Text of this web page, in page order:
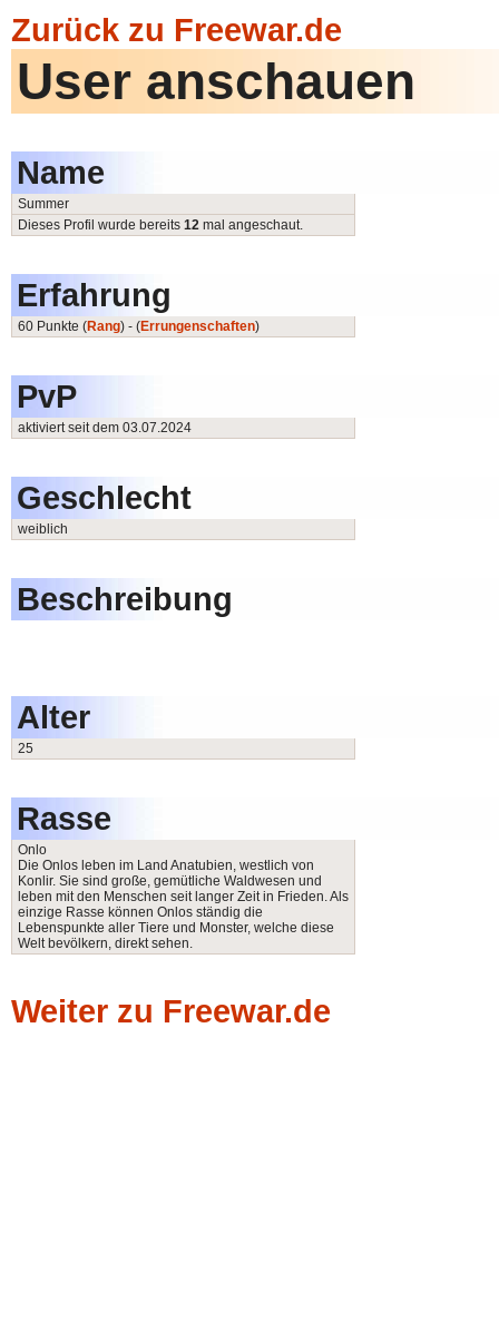
Zurück zu Freewar.de
User anschauen
Name
Summer
Dieses Profil wurde bereits 12 mal angeschaut.
Erfahrung
60 Punkte (Rang) - (Errungenschaften)
PvP
aktiviert seit dem 03.07.2024
Geschlecht
weiblich
Beschreibung
Alter
25
Rasse
Onlo
Die Onlos leben im Land Anatubien, westlich von
Konlir. Sie sind große, gemütliche Waldwesen und
leben mit den Menschen seit langer Zeit in Frieden. Als
einzige Rasse können Onlos ständig die
Lebenspunkte aller Tiere und Monster, welche diese
Welt bevölkern, direkt sehen.
Weiter zu Freewar.de